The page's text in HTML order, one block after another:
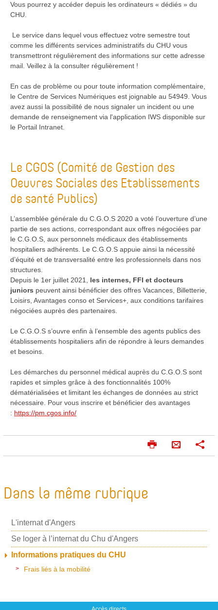
Vous pourrez y accéder depuis les ordinateurs « dédiés » du
CHU.
Le service dans lequel vous effectuez votre semestre tout
comme les différents services administratifs du CHU vous
transmettront régulièrement des informations sur cette adresse
mail. Veillez à la consulter régulièrement !
En cas de problème ou pour toute information complémentaire,
le Centre de Services Numériques est joignable au 54949. Vous
avez aussi la possibilité de nous signaler un incident ou une
demande de renseignement via l'application IWS disponible sur
le Portail Intranet.
Le CGOS (Comité de Gestion des
Oeuvres Sociales des Etablissements
de santé Publics)
L’assemblée générale du C.G.O.S 2020 a voté l’ouverture d’une
partie de ses actions, correspondant aux offres négociées par
le C.G.O.S, aux personnels médicaux des établissements
hospitaliers adhérents. Le C.G.O.S appuie ainsi la nécessité
d’équité et de transversalité entre les professionnels dans nos
structures.
Depuis le 1er juillet 2021, les internes, FFI et docteurs
juniors peuvent ainsi bénéficier des offres Vacances, Billetterie,
Loisirs, Avantages conso et Services+, aux conditions tarifaires
négociées auprès des partenaires.
Le C.G.O.S s’ouvre enfin à l’ensemble des agents publics des
établissements hospitaliers afin de répondre à leurs demandes
et besoins.
Les démarches du personnel médical auprès du C.G.O.S sont
rapides et simples grâce à des fonctionnalités 100%
dématérialisées et limitant les échanges de données au strict
nécessaire. Pour vous inscrire et bénéficier des avantages
: https://pm.cgos.info/
I
m
n
a
i
a
Dans la même rubrique
L'internat d'Angers
Se loger à l’internat du Chu d'Angers
Informations pratiques du CHU
Frais liés à la mobilité